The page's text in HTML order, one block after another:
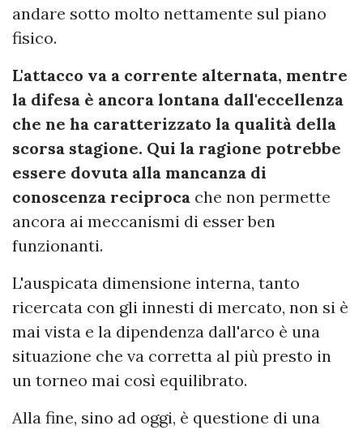
andare sotto molto nettamente sul piano
fisico.
L'attacco va a corrente alternata, mentre
la difesa è ancora lontana dall'eccellenza
che ne ha caratterizzato la qualità della
scorsa stagione. Qui la ragione potrebbe
essere dovuta alla mancanza di
conoscenza reciproca che non permette
ancora ai meccanismi di esser ben
funzionanti.
L'auspicata dimensione interna, tanto
ricercata con gli innesti di mercato, non si è
mai vista e la dipendenza dall'arco è una
situazione che va corretta al più presto in
un torneo mai così equilibrato.
Alla fine, sino ad oggi, è questione di una